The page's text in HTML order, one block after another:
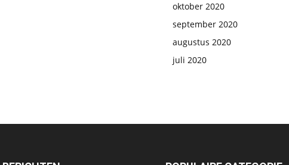
oktober 2020
september 2020
augustus 2020
juli 2020